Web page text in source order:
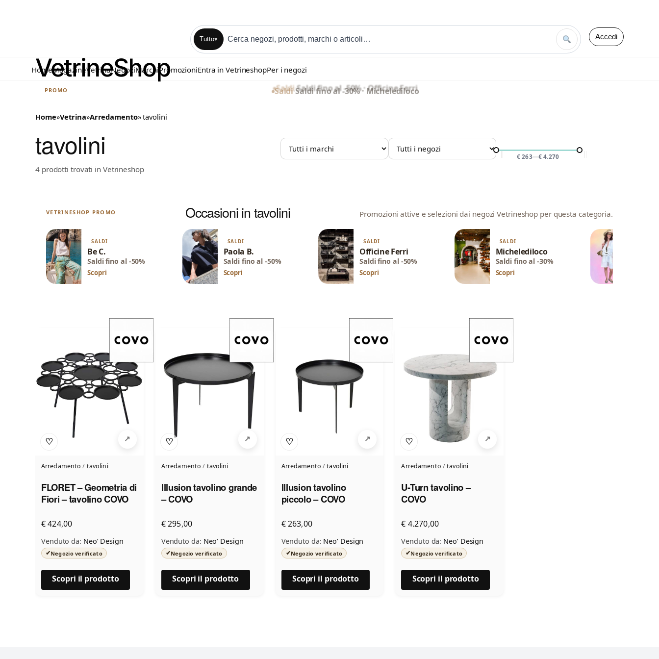
Tutto▾ Accedi
HomeMagazineVetrinaNegoziMarchi PromozioniEntra in VetrineshopPer i negozi
PROMO Saldi·Saldi fino al -50% · Officine Ferri
Saldi·Saldi fino al -30% · Michelediloco
Home»Vetrina»Arredamento» tavolini
tavolini
4 prodotti trovati in Vetrineshop
MARCHIO
NEGOZIO
PREZZO€ 263—€ 4.270
VETRINESHOP PROMO Occasioni in tavolini Promozioni attive e selezioni dai negozi Vetrineshop per questa categoria.
SALDI
Be C.
Saldi fino al -50%
Scopri
SALDI
Paola B.
Saldi fino al -50%
Scopri
SALDI
Officine Ferri
Saldi fino al -50%
Scopri
SALDI
Michelediloco
Saldi fino al -30%
Scopri
♡
Arredamento / tavolini
FLORET – Geometria di
Fiori – tavolino COVO
€ 424,00
Venduto da: Neo’ Design
✔Negozio verificato
Scopri il prodotto
♡
Arredamento / tavolini
Illusion tavolino grande
– COVO
€ 295,00
Venduto da: Neo’ Design
✔Negozio verificato
Scopri il prodotto
♡
Arredamento /tavolini
Illusion tavolino
piccolo – COVO
€ 263,00
Venduto da: Neo’ Design
✔Negozio verificato
Scopri il prodotto
♡
Arredamento /tavolini
U-Turn tavolino –
COVO
€ 4.270,00
Venduto da: Neo’ Design
✔Negozio verificato
Scopri il prodotto